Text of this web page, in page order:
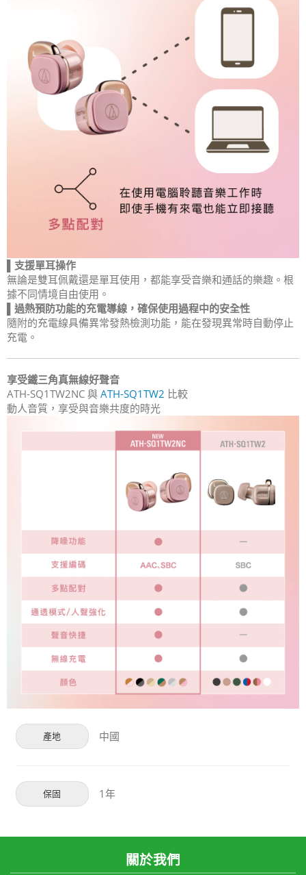
▌支援單耳操作
無論是雙耳佩戴還是單耳使用，都能享受音樂和通話的樂趣。根
據不同情境自由使用。
▌過熱預防功能的充電導線，確保使用過程中的安全性
隨附的充電線具備異常發熱檢測功能，能在發現異常時自動停止
充電。
享受鐵三角真無線好聲音
ATH-SQ1TW2NC 與 ATH-SQ1TW2 比較
動人音質，享受與音樂共度的時光
產地 中國
保固 1年
關於我們